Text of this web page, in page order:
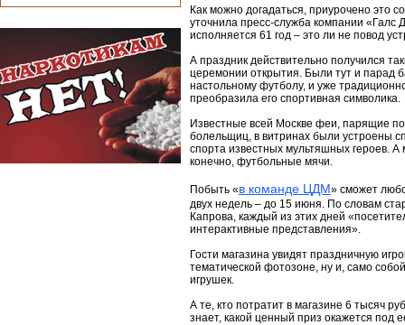
Как можно догадаться, приурочено это
уточнила пресс-служба компании «Галс
исполняется 61 год – это ли не повод
А праздник действительно получился
церемонии открытия. Были тут и парад
настольному футболу, и уже
преобразила его спортивная символика.
Известные всей Москве феи, парящие
болельщиц, в витринах были устроены
спорта известных мультяшных героев.
конечно, футбольные мячи.
Побыть «в команде ЦДМ» сможет
двух недель – до 15 июня. По словам
Капрова, каждый из этих дней
интерактивные представления».
Гости магазина увидят праздничную
тематической фотозоне, ну и, само
игрушек.
А те, кто потратит в магазине 6 тысяч
знает, какой ценный приз окажется под